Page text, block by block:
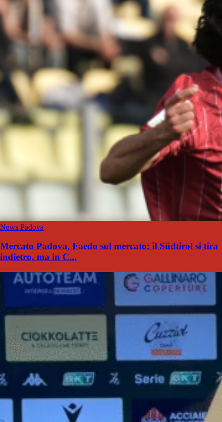
News Padova
Mercato Padova, Faedo sul mercato: il Südtirol si tira
indietro, ma in C...